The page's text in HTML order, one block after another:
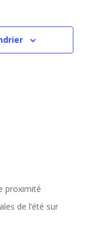
proximité
de l’été sur